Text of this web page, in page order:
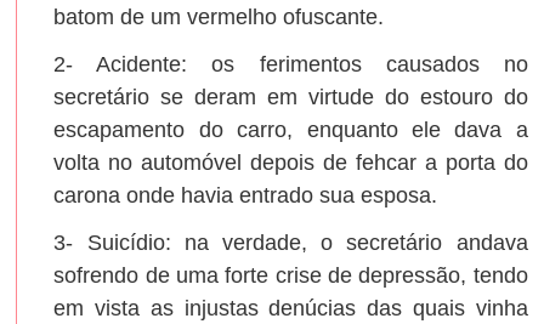
batom de um vermelho ofuscante.
2- Acidente: os ferimentos causados no
secretário se deram em virtude do estouro do
escapamento do carro, enquanto ele dava a
volta no automóvel depois de fehcar a porta do
carona onde havia entrado sua esposa.
3- Suicídio: na verdade, o secretário andava
sofrendo de uma forte crise de depressão, tendo
em vista as injustas denúcias das quais vinha